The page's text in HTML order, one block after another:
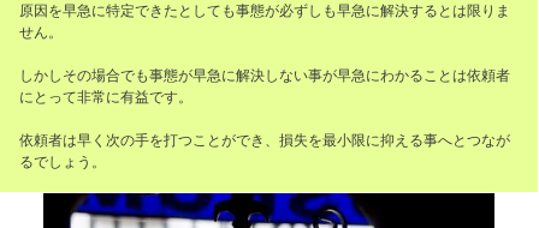
原因を早急に特定できたとしても事態が必ずしも早急に解決するとは限りま
せん。
しかしその場合でも事態が早急に解決しない事が早急にわかることは依頼者
にとって非常に有益です。
依頼者は早く次の手を打つことができ、損失を最小限に抑える事へとつなが
るでしょう。